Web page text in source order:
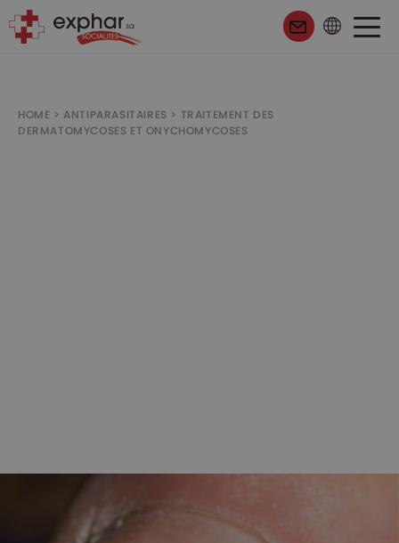
HOME > ANTIPARASITAIRES > TRAITEMENT DES
DERMATOMYCOSES ET ONYCHOMYCOSES